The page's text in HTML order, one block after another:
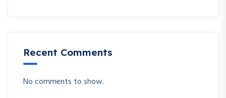
Recent Comments
No comments to show.